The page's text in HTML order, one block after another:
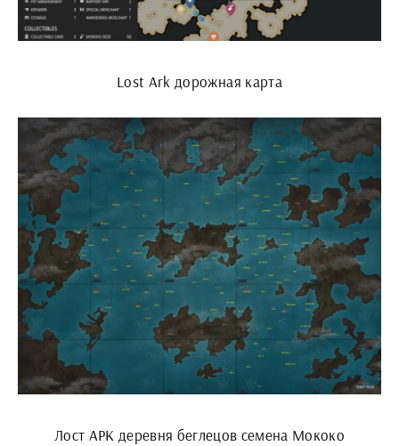
Lost Ark дорожная карта
Лост АРК деревня беглецов семена Мококо